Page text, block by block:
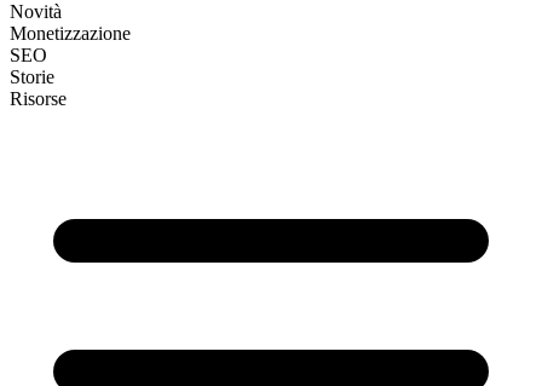
Novità
Monetizzazione
SEO
Storie
Risorse